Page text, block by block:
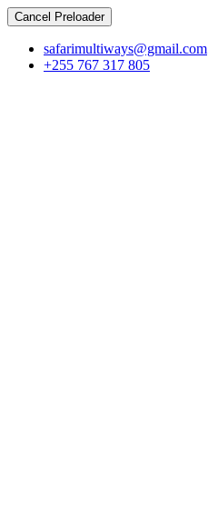
Cancel Preloader
safarimultiways@gmail.com
+255 767 317 805